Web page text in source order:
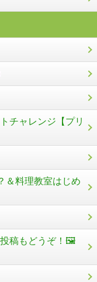
チャレンジ【プリ
＆料理教室はじめ
投稿もどうぞ！🖼️